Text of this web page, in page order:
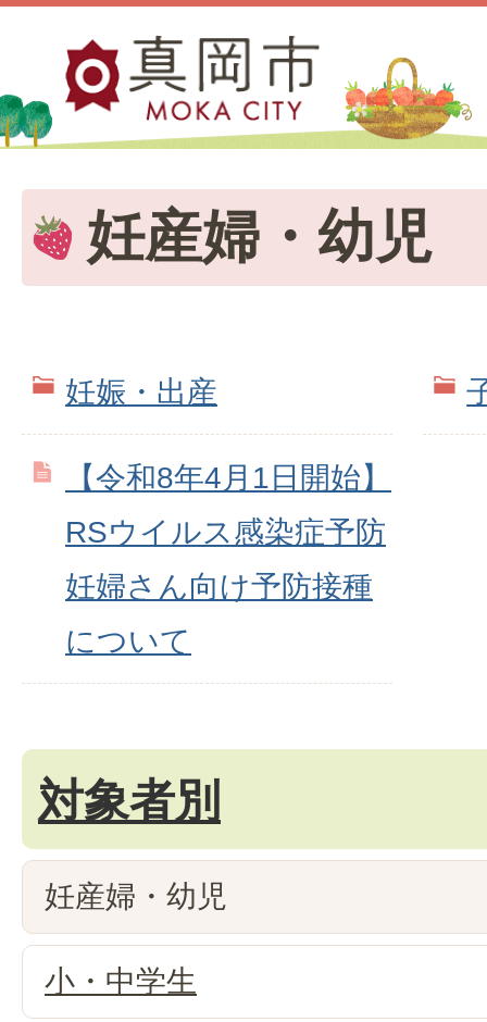
妊産婦・幼児
妊娠・出産
【令和8年4月1日開始】
RSウイルス感染症予防
妊婦さん向け予防接種
について
対象者別
妊産婦・幼児
小・中学生